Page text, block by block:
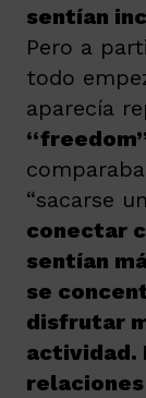
sentían
Pero a
todo
aparecía
“sacarse
conectar
sentían
se
disfrutar
actividad.